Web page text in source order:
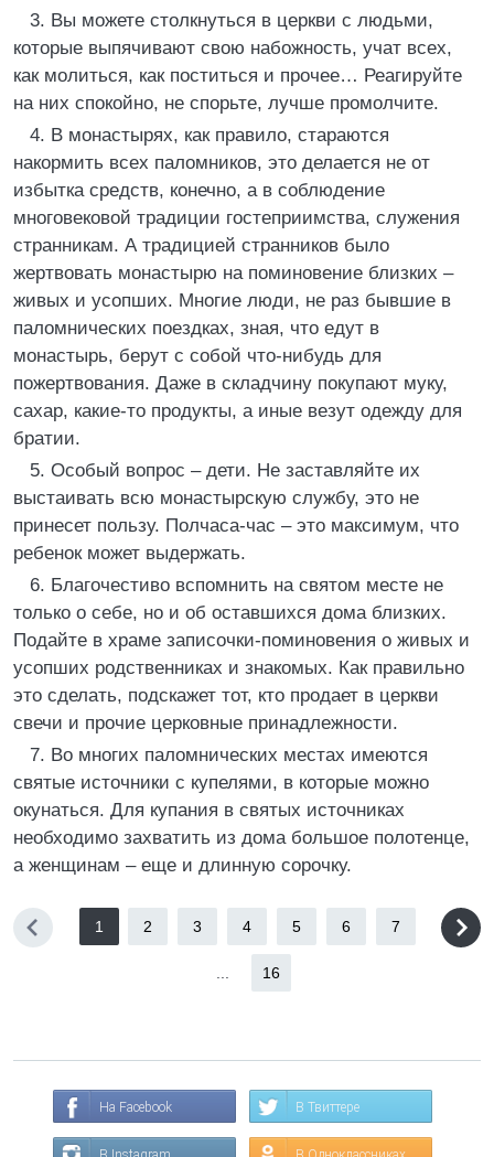
3. Вы можете столкнуться в церкви с людьми,
которые выпячивают свою набожность, учат всех,
как молиться, как поститься и прочее… Реагируйте
на них спокойно, не спорьте, лучше промолчите.
4. В монастырях, как правило, стараются
накормить всех паломников, это делается не от
избытка средств, конечно, а в соблюдение
многовековой традиции гостеприимства, служения
странникам. А традицией странников было
жертвовать монастырю на поминовение близких –
живых и усопших. Многие люди, не раз бывшие в
паломнических поездках, зная, что едут в
монастырь, берут с собой что-нибудь для
пожертвования. Даже в складчину покупают муку,
сахар, какие-то продукты, а иные везут одежду для
братии.
5. Особый вопрос – дети. Не заставляйте их
выстаивать всю монастырскую службу, это не
принесет пользу. Полчаса-час – это максимум, что
ребенок может выдержать.
6. Благочестиво вспомнить на святом месте не
только о себе, но и об оставшихся дома близких.
Подайте в храме записочки-поминовения о живых и
усопших родственниках и знакомых. Как правильно
это сделать, подскажет тот, кто продает в церкви
свечи и прочие церковные принадлежности.
7. Во многих паломнических местах имеются
святые источники с купелями, в которые можно
окунаться. Для купания в святых источниках
необходимо захватить из дома большое полотенце,
а женщинам – еще и длинную сорочку.
1 2 3 4 5 6 7
16
На Facebook В Твиттере